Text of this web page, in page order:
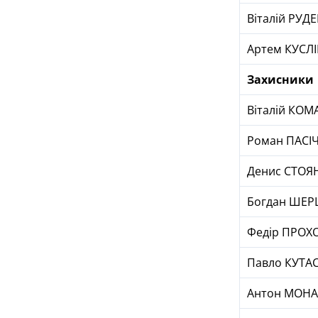
Віталій
Артем
Захисники
Віталій
Роман
Денис
Богдан
Федір
Павло
Антон